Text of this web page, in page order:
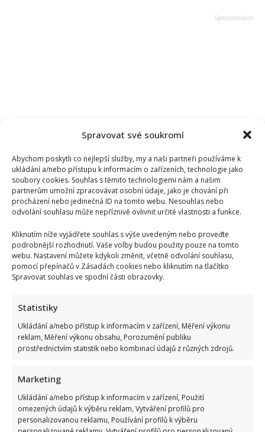
Spravovat své soukromí
Abychom poskytli co nejlepší služby, my a naši partneři používáme k
ukládání a/nebo přístupu k informacím o zařízeních, technologie jako
soubory cookies. Souhlas s těmito technologiemi nám a našim
partnerům umožní zpracovávat osobní údaje, jako je chování při
procházení nebo jedinečná ID na tomto webu. Nesouhlas nebo
odvolání souhlasu může nepříznivě ovlivnit určité vlastnosti a funkce.
Kliknutím níže vyjádřete souhlas s výše uvedeným nebo proveďte
podrobnější rozhodnutí. Vaše volby budou použity pouze na tomto
webu. Nastavení můžete kdykoli změnit, včetně odvolání souhlasu,
pomocí přepínačů v Zásadách cookies nebo kliknutím na tlačítko
Spravovat souhlas ve spodní části obrazovky.
Statistiky
Ukládání a/nebo přístup k informacím v zařízení, Měření výkonu
reklam, Měření výkonu obsahu, Porozumění publiku
prostřednictvím statistik nebo kombinací údajů z různých zdrojů.
Marketing
Ukládání a/nebo přístup k informacím v zařízení, Použití
omezených údajů k výběru reklam, Vytváření profilů pro
personalizovanou reklamu, Používání profilů k výběru